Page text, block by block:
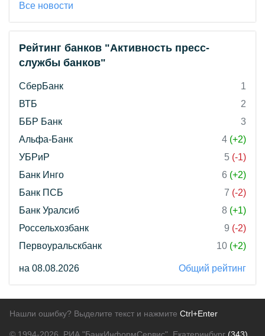
Все новости
Рейтинг банков "Активность пресс-
службы банков"
СберБанк
1
ВТБ
2
ББР Банк
3
Альфа-Банк
4 (+2)
УБРиР
5 (-1)
Банк Инго
6 (+2)
Банк ПСБ
7 (-2)
Банк Уралсиб
8 (+1)
Россельхозбанк
9 (-2)
Первоуральскбанк
10 (+2)
на 08.08.2026 Общий рейтинг
Нашли ошибку? Выделите текст и нажмите Ctrl+Enter